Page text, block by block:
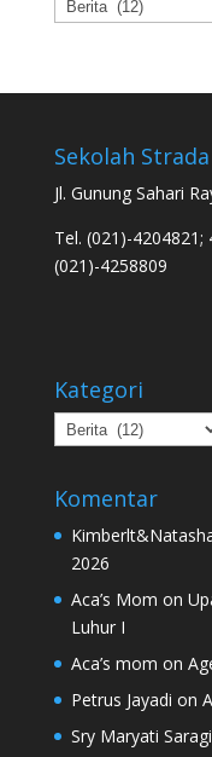
Sekolah Strada
Jl. Gunung Sahari
Tel. (021)-4204821;
(021)-4258809
Kategori
Kategori
Komentar
2026
Aca’s Mom on
Luhur I
Aca’s mom on
Petrus Jayadi on
Sry Maryati